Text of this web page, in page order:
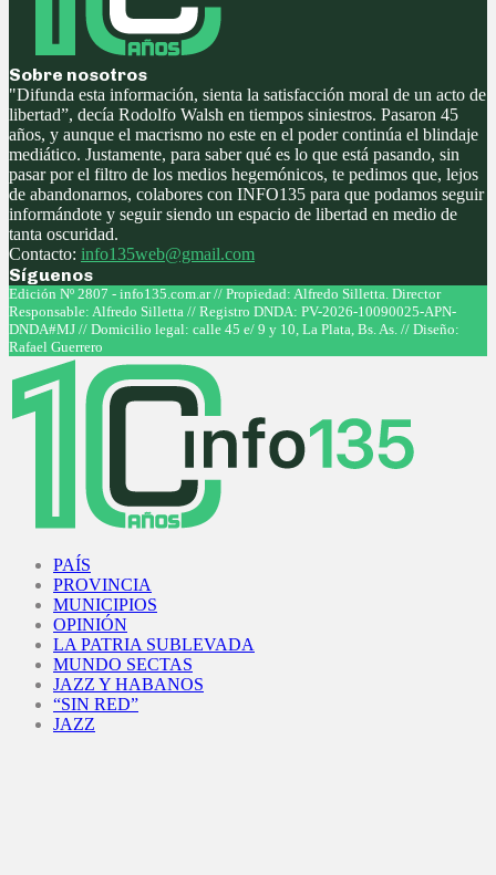
Sobre nosotros
"Difunda esta información, sienta la satisfacción moral de un acto de
libertad”, decía Rodolfo Walsh en tiempos siniestros. Pasaron 45
años, y aunque el macrismo no este en el poder continúa el blindaje
mediático. Justamente, para saber qué es lo que está pasando, sin
pasar por el filtro de los medios hegemónicos, te pedimos que, lejos
de abandonarnos, colabores con INFO135 para que podamos seguir
informándote y seguir siendo un espacio de libertad en medio de
tanta oscuridad.
Contacto: info135web@gmail.com
Síguenos
Facebook
Twitter
Instagram
Youtube
Edición Nº 2807 - info135.com.ar // Propiedad: Alfredo Silletta. Director
Responsable: Alfredo Silletta // Registro DNDA: PV-2026-10090025-APN-
DNDA#MJ // Domicilio legal: calle 45 e/ 9 y 10, La Plata, Bs. As. // Diseño:
Rafael Guerrero
PAÍS
PROVINCIA
MUNICIPIOS
OPINIÓN
LA PATRIA SUBLEVADA
MUNDO SECTAS
JAZZ Y HABANOS
“SIN RED”
JAZZ